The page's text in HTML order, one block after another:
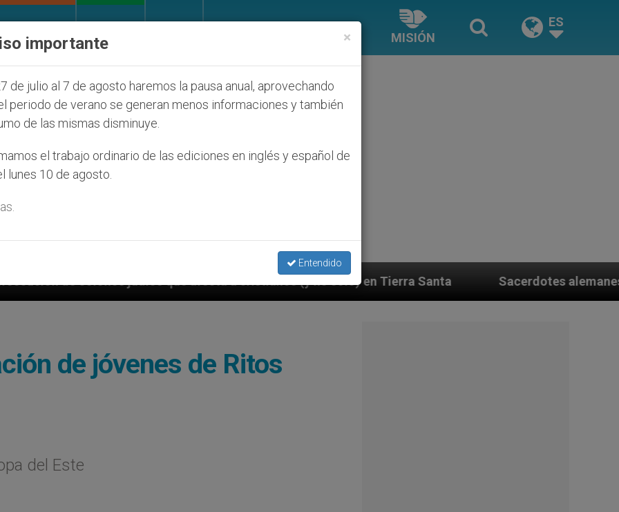
MISIÓN
ES
que afecta a cristianos (y no sólo) en Tierra Santa Sacerdotes alemanes fieles al Papa
de jóvenes de Ritos
del Este
×
importante
de julio al 7 de agosto haremos la pausa anual, aprovechando
periodo de verano se generan menos informaciones y también
de las mismas disminuye.
el trabajo ordinario de las ediciones en inglés y español de
lunes 10 de agosto.
Entendido